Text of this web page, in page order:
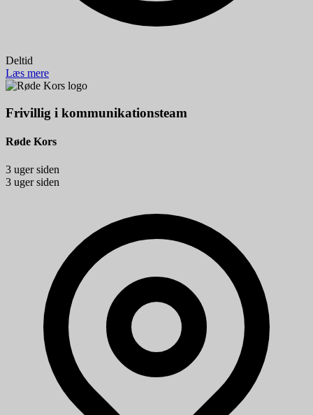
Deltid
Læs mere
Frivillig i kommunikationsteam
Røde Kors
3 uger siden
3 uger siden